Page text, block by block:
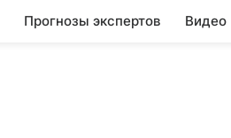
Прогнозы экспертов Видео